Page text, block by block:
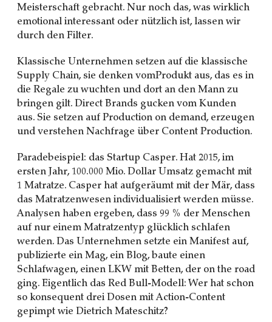
Meisterschaft gebracht. Nur noch das, was wirklich
emotional interessant oder nützlich ist, lassen wir
durch den Filter.
Klassische Unternehmen setzen auf die klassische
Supply Chain, sie denken vomProdukt aus, das es in
die Regale zu wuchten und dort an den Mann zu
bringen gilt. Direct Brands gucken vom Kunden
aus. Sie setzen auf Production on demand, erzeugen
und verstehen Nachfrage über Content Production.
Paradebeispiel: das Startup Casper. Hat 2015, im
ersten Jahr, 100.000 Mio. Dollar Umsatz gemacht mit
1 Matratze. Casper hat aufgeräumt mit der Mär, dass
das Matratzenwesen individualisiert werden müsse.
Analysen haben ergeben, dass 99 % der Menschen
auf nur einem Matratzentyp glücklich schlafen
werden. Das Unternehmen setzte ein Manifest auf,
publizierte ein Mag, ein Blog, baute einen
Schlafwagen, einen LKW mit Betten, der on the road
ging. Eigentlich das Red Bull-Modell: Wer hat schon
so konsequent drei Dosen mit Action-Content
gepimpt wie Dietrich Mateschitz?